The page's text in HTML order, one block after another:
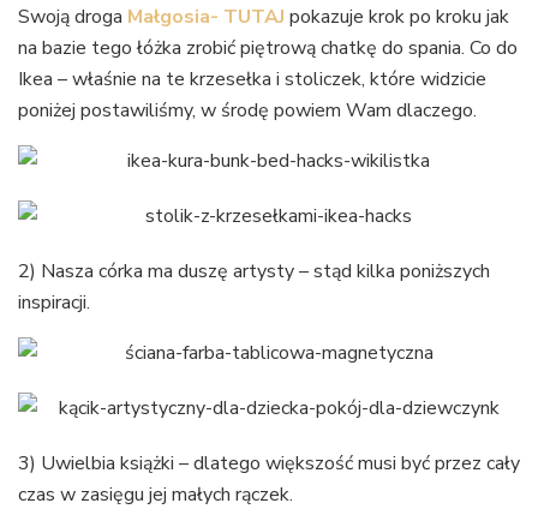
Swoją droga Małgosia- TUTAJ pokazuje krok po kroku jak
na bazie tego łóżka zrobić piętrową chatkę do spania. Co do
Ikea – właśnie na te krzesełka i stoliczek, które widzicie
poniżej postawiliśmy, w środę powiem Wam dlaczego.
2) Nasza córka ma duszę artysty – stąd kilka poniższych
inspiracji.
3) Uwielbia książki – dlatego większość musi być przez cały
czas w zasięgu jej małych rączek.